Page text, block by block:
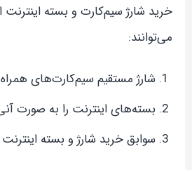
خرید شارژ سیم‌کارت و بسته اینترنت
می‌توانند:
شارژ مستقیم سیم‌کارت‌های همراه
بسته‌های اینترنت را به صورت
سوابق خرید شارژ و بسته اینترنت